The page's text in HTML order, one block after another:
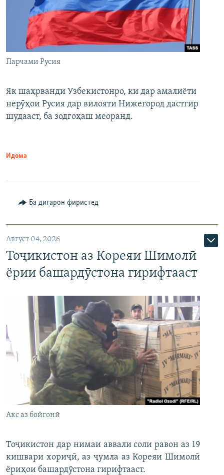
Парчами Русия
Як шаҳрванди Узбекистонро, ки дар амалиёти
нерӯҳои Русия дар вилояти Нижегород дастгир
шудааст, ба зодгоҳаш меоранд.
Идома
Ба дигарон фиристед
Август 04, 2026
Тоҷикистон аз Кореяи Шимолӣ
ёрии башардӯстона гирифтааст
Акс аз бойгонӣ
Тоҷикистон дар нимаи аввали соли равон аз 19
кишвари хориҷӣ, аз ҷумла аз Кореяи Шимолӣ
ёриҳои башардӯстона гирифтааст.